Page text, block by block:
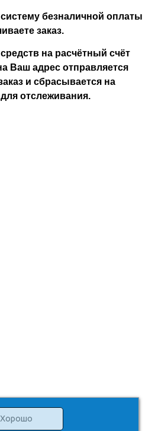
безналичной оплаты
заказ.
на расчётный счёт
Ваш адрес отправляется
и сбрасывается на
отслеживания.
Хорошо